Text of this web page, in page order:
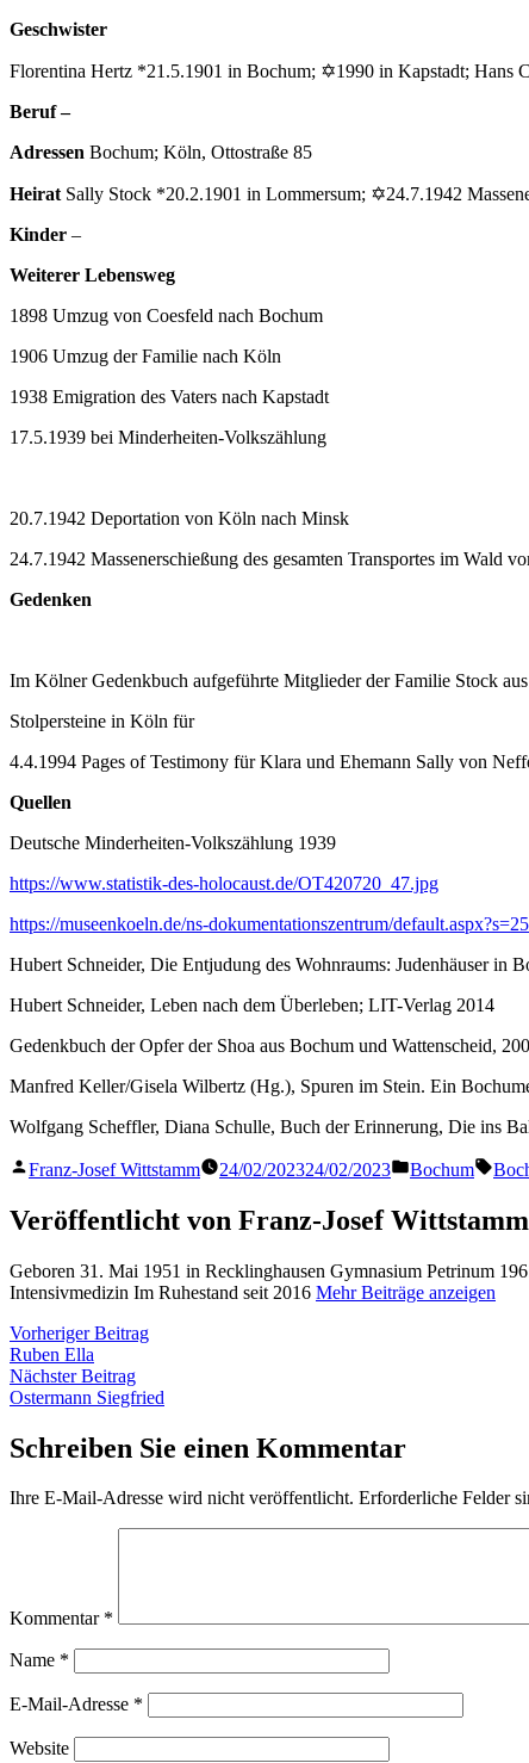
Geschwister
Florentina Hertz *21.5.1901 in Bochum; ✡1990 in Kapstadt; Hans
Beruf –
Adressen Bochum; Köln, Ottostraße 85
Heirat Sally Stock *20.2.1901 in Lommersum; ✡24.7.1942
Kinder –
Weiterer Lebensweg
1898 Umzug von Coesfeld nach Bochum
1906 Umzug der Familie nach Köln
1938 Emigration des Vaters nach Kapstadt
17.5.1939 bei Minderheiten-Volkszählung
20.7.1942 Deportation von Köln nach Minsk
24.7.1942 Massenerschießung des gesamten Transportes im Wald
Gedenken
Im Kölner Gedenkbuch aufgeführte Mitglieder der Familie Stock
Stolpersteine in Köln für
4.4.1994 Pages of Testimony für Klara und Ehemann Sally von
Quellen
Deutsche Minderheiten-Volkszählung 1939
https://www.statistik-des-holocaust.de/OT420720_47.jpg
https://museenkoeln.de/ns-dokumentationszentrum/
Hubert Schneider, Die Entjudung des Wohnraums: Judenhäuser in
Hubert Schneider, Leben nach dem Überleben; LIT-Verlag 2014
Gedenkbuch der Opfer der Shoa aus Bochum und Wattenscheid,
Manfred Keller/Gisela Wilbertz (Hg.), Spuren im Stein. Ein
Wolfgang Scheffler, Diana Schulle, Buch der Erinnerung, Die ins
Veröffentlicht
Franz-Josef Wittstamm 24/02/202324/02/2023
Veröffentlicht
Bochum
Veröffentlicht von Franz-Josef Wittstamm
Geboren 31. Mai 1951 in Recklinghausen Gymnasium Petrinum
Intensivmedizin Im Ruhestand seit 2016 Mehr Beiträge anzeigen
Beitragsnavigation
Vorheriger BeitragVorheriger
Ruben Ella
Nächster BeitragNächster
Beitrag:
Ostermann Siegfried
Schreiben Sie einen Kommentar
Ihre E-Mail-Adresse wird nicht veröffentlicht. Erforderliche Felder
Kommentar *
Name *
E-Mail-Adresse *
Website